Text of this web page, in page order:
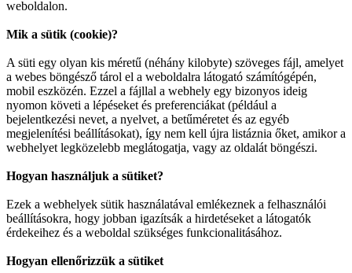
weboldalon.
Mik a sütik (cookie)?
A süti egy olyan kis méretű (néhány kilobyte) szöveges fájl, amelyet
a webes böngésző tárol el a weboldalra látogató számítógépén,
mobil eszközén. Ezzel a fájllal a webhely egy bizonyos ideig
nyomon követi a lépéseket és preferenciákat (például a
bejelentkezési nevet, a nyelvet, a betűméretet és az egyéb
megjelenítési beállításokat), így nem kell újra listáznia őket, amikor a
webhelyet legközelebb meglátogatja, vagy az oldalát böngészi.
Hogyan használjuk a sütiket?
Ezek a webhelyek sütik használatával emlékeznek a felhasználói
beállításokra, hogy jobban igazítsák a hirdetéseket a látogatók
érdekeihez és a weboldal szükséges funkcionalitásához.
Hogyan ellenőrizzük a sütiket